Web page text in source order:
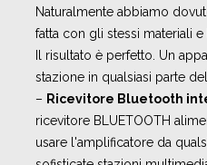
Naturalmente abbiamo
fatta con gli stessi materiali
Il risultato è perfetto. Un
stazione in qualsiasi parte
– Ricevitore Bluetooth
ricevitore BLUETOOTH
usare l'amplificatore da